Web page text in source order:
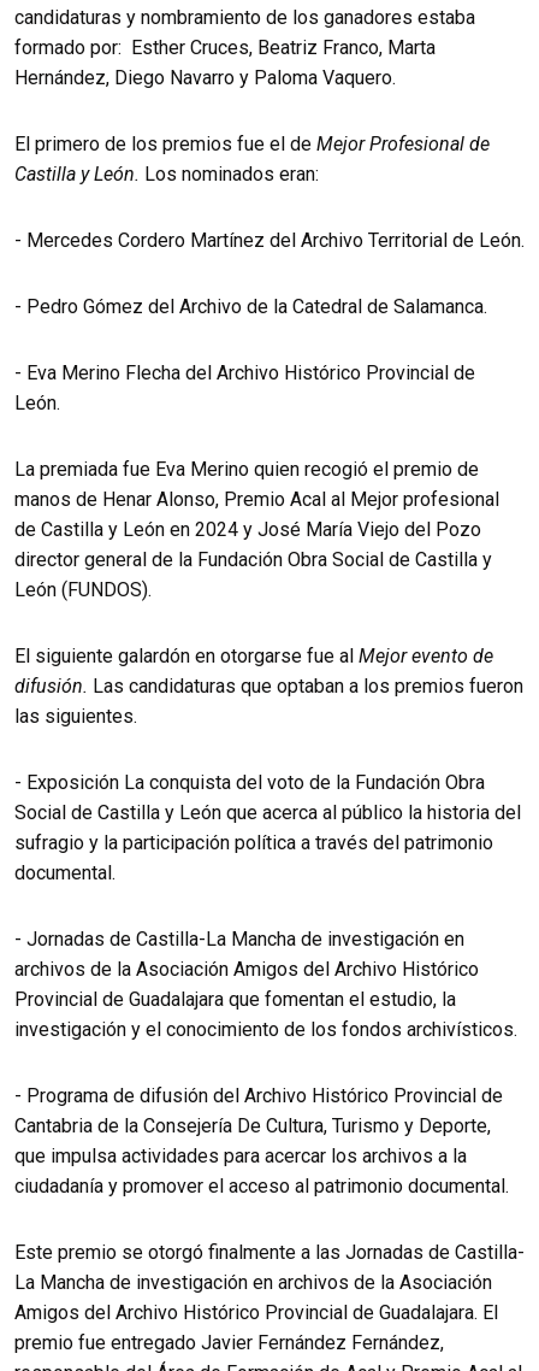
candidaturas y nombramiento de los ganadores estaba
formado por: Esther Cruces, Beatriz Franco, Marta
Hernández, Diego Navarro y Paloma Vaquero.
El primero de los premios fue el de Mejor Profesional de
Castilla y León. Los nominados eran:
- Mercedes Cordero Martínez del Archivo Territorial de León.
- Pedro Gómez del Archivo de la Catedral de Salamanca.
- Eva Merino Flecha del Archivo Histórico Provincial de
León.
La premiada fue Eva Merino quien recogió el premio de
manos de Henar Alonso, Premio Acal al Mejor profesional
de Castilla y León en 2024 y José María Viejo del Pozo
director general de la Fundación Obra Social de Castilla y
León (FUNDOS).
El siguiente galardón en otorgarse fue al Mejor evento de
difusión. Las candidaturas que optaban a los premios fueron
las siguientes.
- Exposición La conquista del voto de la Fundación Obra
Social de Castilla y León que acerca al público la historia del
sufragio y la participación política a través del patrimonio
documental.
- Jornadas de Castilla-La Mancha de investigación en
archivos de la Asociación Amigos del Archivo Histórico
Provincial de Guadalajara que fomentan el estudio, la
investigación y el conocimiento de los fondos archivísticos.
- Programa de difusión del Archivo Histórico Provincial de
Cantabria de la Consejería De Cultura, Turismo y Deporte,
que impulsa actividades para acercar los archivos a la
ciudadanía y promover el acceso al patrimonio documental.
Este premio se otorgó finalmente a las Jornadas de Castilla-
La Mancha de investigación en archivos de la Asociación
Amigos del Archivo Histórico Provincial de Guadalajara. El
premio fue entregado Javier Fernández Fernández,